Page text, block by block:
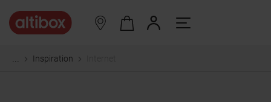
... Inspiration